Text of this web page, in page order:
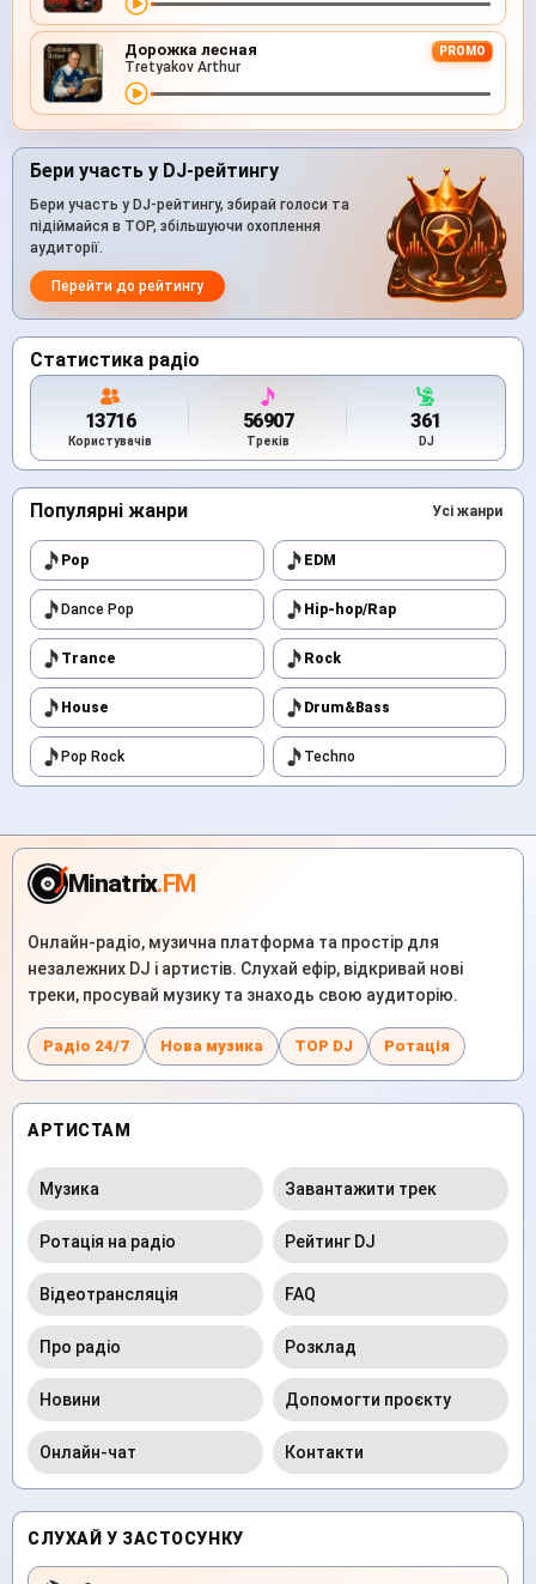
Дорожка лесная PROMO
Tretyakov Arthur
Бери участь у DJ-рейтингу
Бери участь у DJ-рейтингу, збирай голоси та
підіймайся в TOP, збільшуючи охоплення
аудиторії.
Перейти до рейтингу
Статистика радіо
13716
Користувачів
56907
Треків
361
DJ
Популярні жанри Усі жанри
Pop EDM
Dance Pop Hip-hop/Rap
Trance Rock
House Drum&Bass
Pop Rock Techno
Minatrix.FM
Онлайн-радіо, музична платформа та простір для
незалежних DJ і артистів. Слухай ефір, відкривай нові
треки, просувай музику та знаходь свою аудиторію.
Радіо 24/7 Нова музика TOP DJ Ротація
АРТИСТАМ
Музика Завантажити трек
Ротація на радіо Рейтинг DJ
Відеотрансляція FAQ
Про радіо Розклад
Новини Допомогти проєкту
Онлайн-чат Контакти
СЛУХАЙ У ЗАСТОСУНКУ